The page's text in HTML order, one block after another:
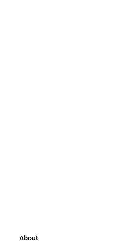
About